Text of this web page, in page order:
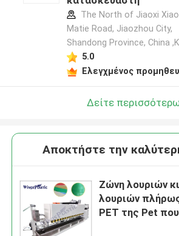
The North of Jiaoxi
Matie Road, Jiaozhou City,
Shandong Province, China
5.0
Ελεγχμένος
Δείτε
Αποκτήστε την
Ζώνη λουριών
λουριών
PET της Pet